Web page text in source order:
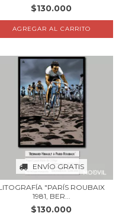
$130.000
AGREGAR AL CARRITO
ENVÍO GRATIS
"PARÍS ROUBAIX
1981, BER...
$130.000